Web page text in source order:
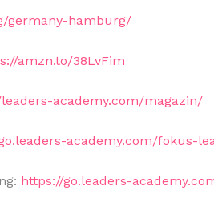
germany-hamburg/
amzn.to/38LvFim
academy.com/magazin/
academy.com/fokus-
https://go.leaders-